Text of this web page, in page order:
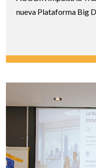
nueva Plataforma Big